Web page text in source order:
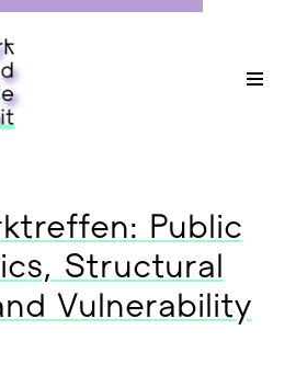
Public
Structural
Vulnerability